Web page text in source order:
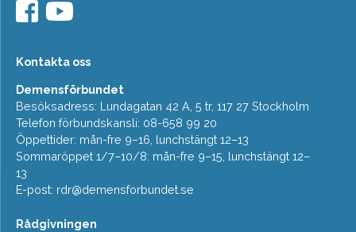
Kontakta oss
Demensförbundet
Besöksadress: Lundagatan 42 A, 5 tr, 117 27 Stockholm
Telefon förbundskansli: 08-658 99 20
Öppettider: mån-fre 9–16, lunchstängt 12–13
Sommaröppet 1/7–10/8: mån-fre 9–15, lunchstängt 12–
13
E-post: rdr@demensforbundet.se
Rådgivningen